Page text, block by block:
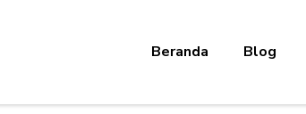
Beranda Blog